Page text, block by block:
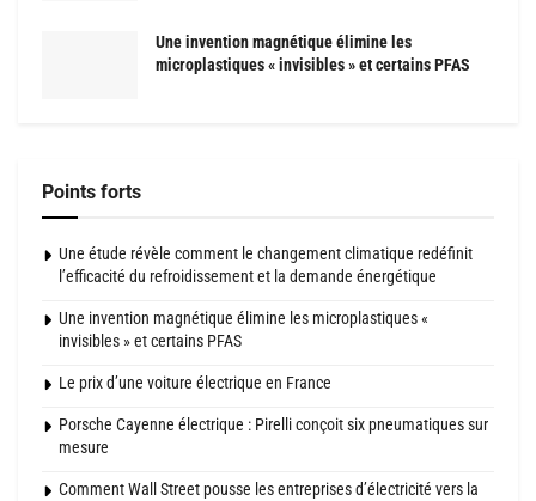
Une invention magnétique élimine les
microplastiques « invisibles » et certains PFAS
Points forts
Une étude révèle comment le changement climatique redéfinit
l’efficacité du refroidissement et la demande énergétique
Une invention magnétique élimine les microplastiques «
invisibles » et certains PFAS
Le prix d’une voiture électrique en France
Porsche Cayenne électrique : Pirelli conçoit six pneumatiques sur
mesure
Comment Wall Street pousse les entreprises d’électricité vers la